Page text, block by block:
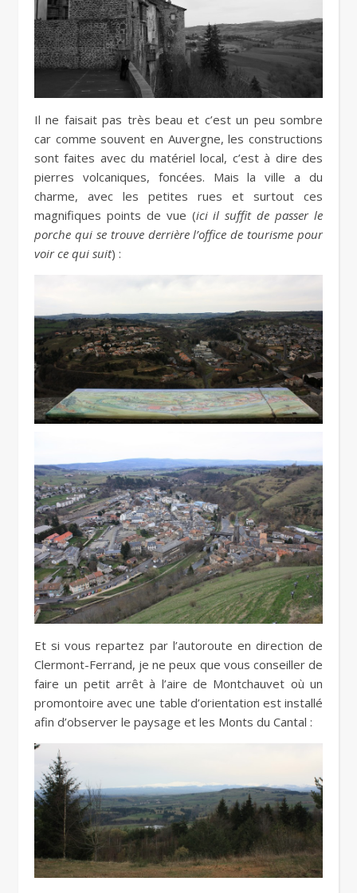
Il ne faisait pas très beau et c’est un peu sombre
car comme souvent en Auvergne, les constructions
sont faites avec du matériel local, c’est à dire des
pierres volcaniques, foncées. Mais la ville a du
charme, avec les petites rues et surtout ces
magnifiques points de vue (ici il suffit de passer le
porche qui se trouve derrière l’office de tourisme pour
voir ce qui suit) :
Et si vous repartez par l’autoroute en direction de
Clermont-Ferrand, je ne peux que vous conseiller de
faire un petit arrêt à l’aire de Montchauvet où un
promontoire avec une table d’orientation est installé
afin d’observer le paysage et les Monts du Cantal :